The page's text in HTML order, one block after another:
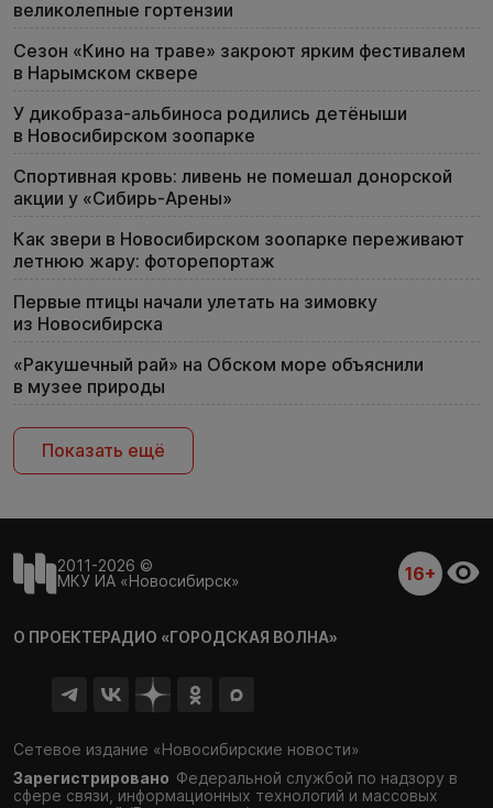
великолепные гортензии
Сезон «Кино на траве» закроют ярким фестивалем
в Нарымском сквере
У дикобраза-альбиноса родились детёныши
в Новосибирском зоопарке
Спортивная кровь: ливень не помешал донорской
акции у «Сибирь-Арены»
Как звери в Новосибирском зоопарке переживают
летнюю жару: фоторепортаж
Первые птицы начали улетать на зимовку
из Новосибирска
«Ракушечный рай» на Обском море объяснили
в музее природы
Показать ещё
2011-2026 ©
МКУ ИА «Новосибирск»
16+
О ПРОЕКТЕРАДИО «ГОРОДСКАЯ ВОЛНА»
Сетевое издание «Новосибирские новости»
Зарегистрировано Федеральной службой по надзору в
сфере связи, информационных технологий и массовых